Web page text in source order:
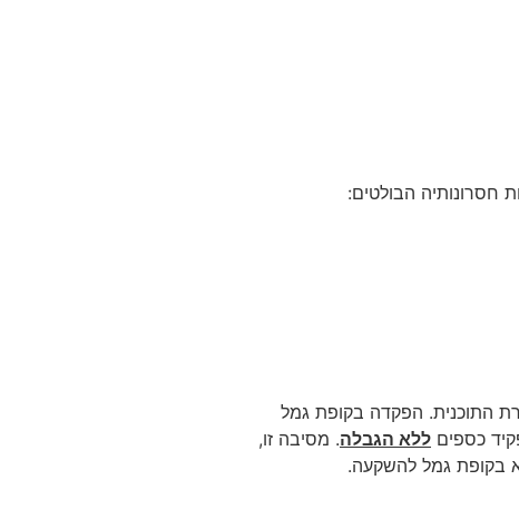
חסרונותיה הבולטים:
התוכנית. הפקדה בקופת גמל
ללא הגבלה. מסיבה זו,
בקופת גמל להשקעה.